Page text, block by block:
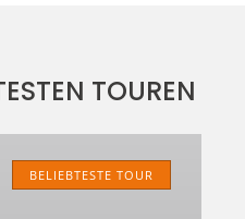
TOUREN
BELIEBTESTE TOUR